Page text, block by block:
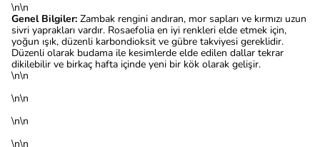
\n\n
Genel Bilgiler: Zambak rengini andıran, mor sapları ve kırmızı uzun
sivri yaprakları vardır. Rosaefolia en iyi renkleri elde etmek için,
yoğun ışık, düzenli karbondioksit ve gübre takviyesi gereklidir.
Düzenli olarak budama ile kesimlerde elde edilen dallar tekrar
dikilebilir ve birkaç hafta içinde yeni bir kök olarak gelişir.
\n\n
\n\n
\n\n
\n\n